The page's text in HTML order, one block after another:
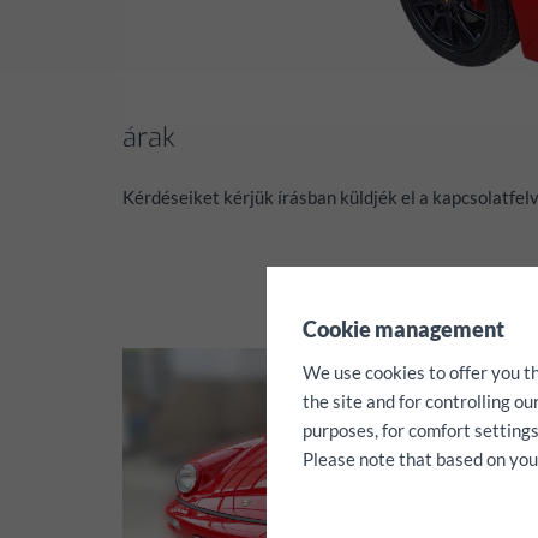
árak
Kérdéseiket kérjük írásban küldjék el a
Cookie management
We use cookies to offer you
the site and for controlling
purposes, for comfort
Please note that based on